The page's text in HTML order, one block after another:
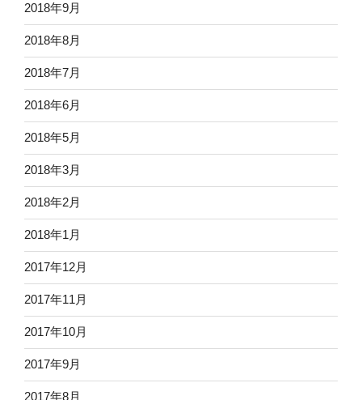
2018年9月
2018年8月
2018年7月
2018年6月
2018年5月
2018年3月
2018年2月
2018年1月
2017年12月
2017年11月
2017年10月
2017年9月
2017年8月